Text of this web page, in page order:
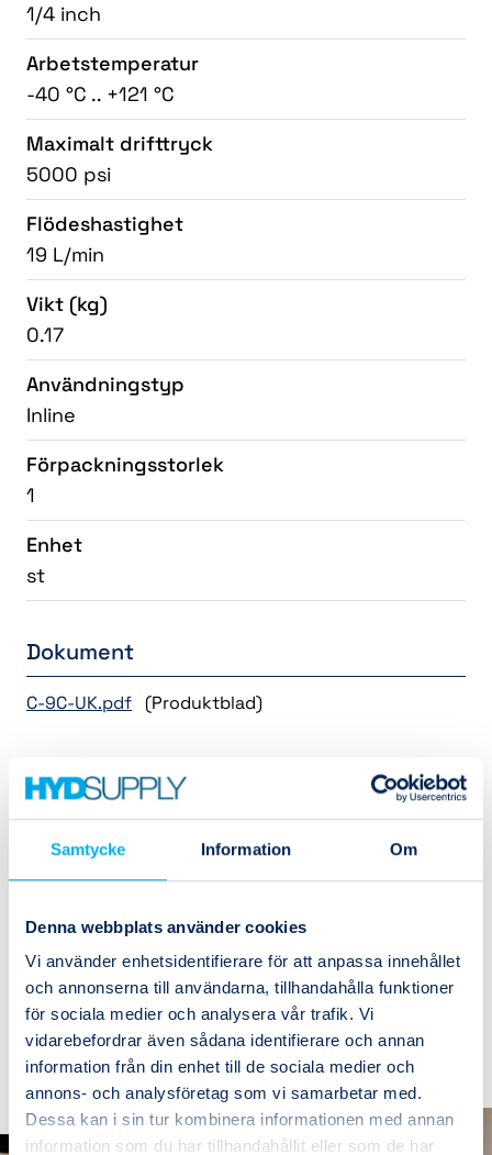
Samtycke Information Om
Denna webbplats använder cookies
Vi använder enhetsidentifierare för att anpassa innehållet
och annonserna till användarna, tillhandahålla funktioner
för sociala medier och analysera vår trafik. Vi
vidarebefordrar även sådana identifierare och annan
information från din enhet till de sociala medier och
annons- och analysföretag som vi samarbetar med.
Dessa kan i sin tur kombinera informationen med annan
information som du har tillhandahållit eller som de har
1/4 inch
Arbetstemperatur
-40 °C .. +121 °C
Maximalt drifttryck
5000 psi
Flödeshastighet
19 L/min
Vikt (kg)
0.17
Användningstyp
Inline
Förpackningsstorlek
1
Enhet
st
Dokument
C-9C-UK.pdf (Produktblad)
9C400S
Lagerstatus
I lager
(1)
(1)
1 Köp